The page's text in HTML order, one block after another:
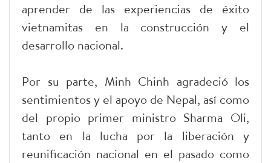
aprender de las experiencias de éxito
vietnamitas en la construcción y el
desarrollo nacional.
Por su parte, Minh Chinh agradeció los
sentimientos y el apoyo de Nepal, así como
del propio primer ministro Sharma Oli,
tanto en la lucha por la liberación y
reunificación nacional en el pasado como